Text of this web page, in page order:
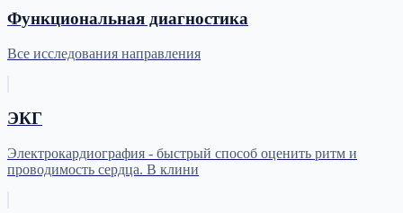
Функциональная диагностика
Все исследования направления
ЭКГ
Электрокардиография - быстрый способ оценить ритм и
проводимость сердца. В клини